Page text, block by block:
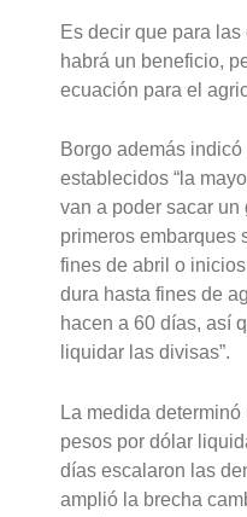
Es decir que para
habrá un beneficio,
ecuación para el
Borgo además
establecidos “la
van a poder sacar
primeros embarques
fines de abril o
dura hasta fines de
hacen a 60 días, así
liquidar las divisas”.
La medida
pesos por dólar
días escalaron las
amplió la brecha